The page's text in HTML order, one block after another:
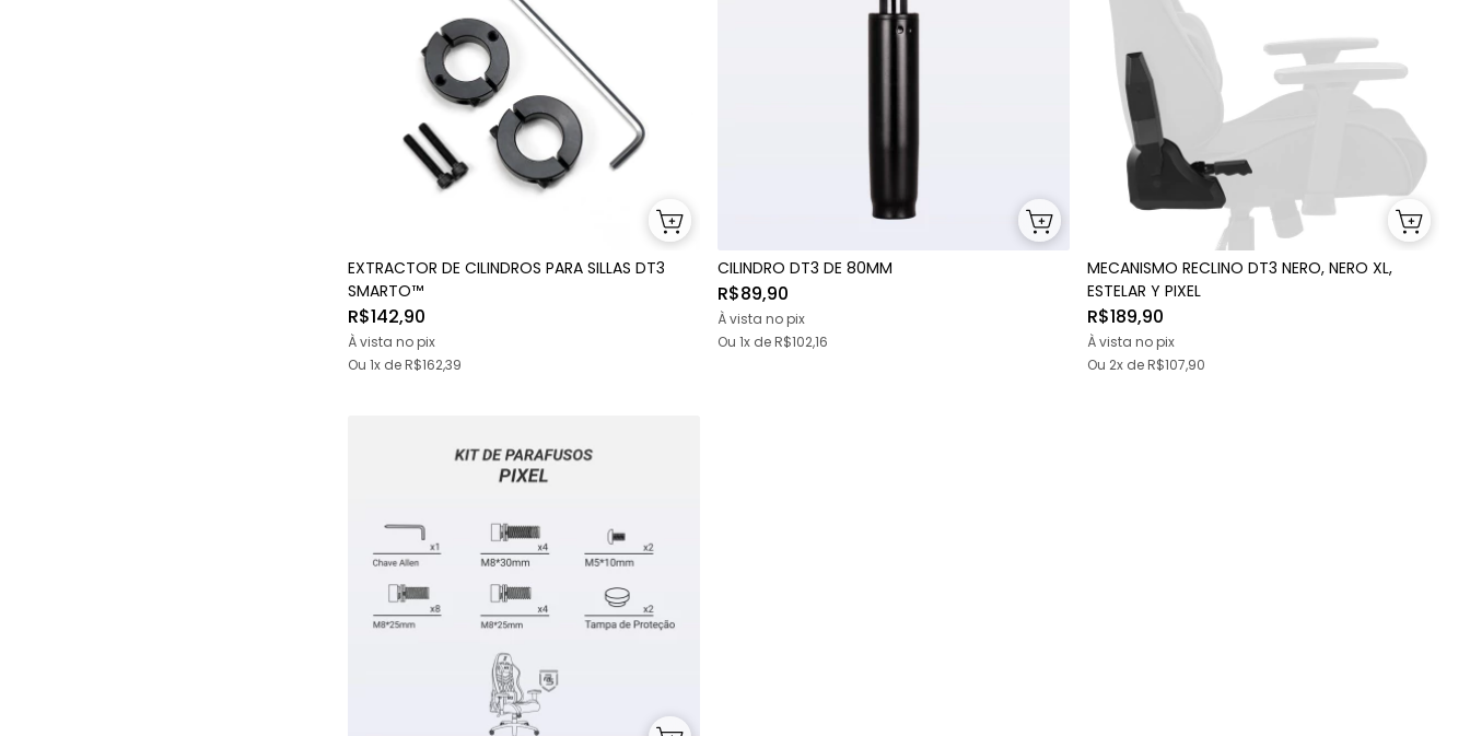
EXTRACTOR DE CILINDROS PARA SILLAS DT3
SMARTO™
R$142,90
À vista no pix
Ou 1x deR$162,39
CILINDRO DT3 DE 80MM
R$89,90
À vista no pix
Ou 1x deR$102,16
MECANISMO RECLINO DT3 NERO, NERO XL,
ESTELAR Y PIXEL
R$189,90
À vista no pix
Ou 2x deR$107,90